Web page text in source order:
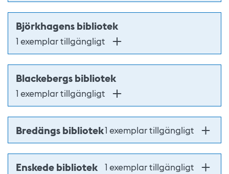
Björkhagens bibliotek
1 exemplar tillgängligt
Blackebergs bibliotek
1 exemplar tillgängligt
Bredängs bibliotek1 exemplar tillgängligt
Enskede bibliotek 1 exemplar tillgängligt